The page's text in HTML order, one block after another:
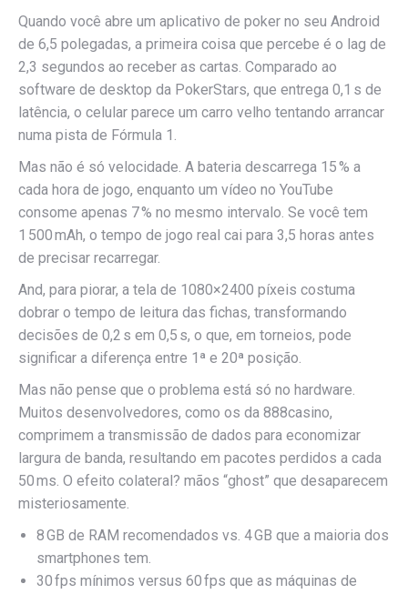
Quando você abre um aplicativo de poker no seu Android
de 6,5 polegadas, a primeira coisa que percebe é o lag de
2,3 segundos ao receber as cartas. Comparado ao
software de desktop da PokerStars, que entrega 0,1 s de
latência, o celular parece um carro velho tentando arrancar
numa pista de Fórmula 1.
Mas não é só velocidade. A bateria descarrega 15 % a
cada hora de jogo, enquanto um vídeo no YouTube
consome apenas 7 % no mesmo intervalo. Se você tem
1 500 mAh, o tempo de jogo real cai para 3,5 horas antes
de precisar recarregar.
And, para piorar, a tela de 1080×2400 píxeis costuma
dobrar o tempo de leitura das fichas, transformando
decisões de 0,2 s em 0,5 s, o que, em torneios, pode
significar a diferença entre 1ª e 20ª posição.
Mas não pense que o problema está só no hardware.
Muitos desenvolvedores, como os da 888casino,
comprimem a transmissão de dados para economizar
largura de banda, resultando em pacotes perdidos a cada
50 ms. O efeito colateral? mãos “ghost” que desaparecem
misteriosamente.
8 GB de RAM recomendados vs. 4 GB que a maioria dos
smartphones tem.
30 fps mínimos versus 60 fps que as máquinas de